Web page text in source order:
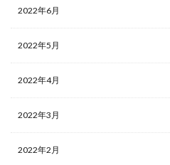
2022年6月
2022年5月
2022年4月
2022年3月
2022年2月